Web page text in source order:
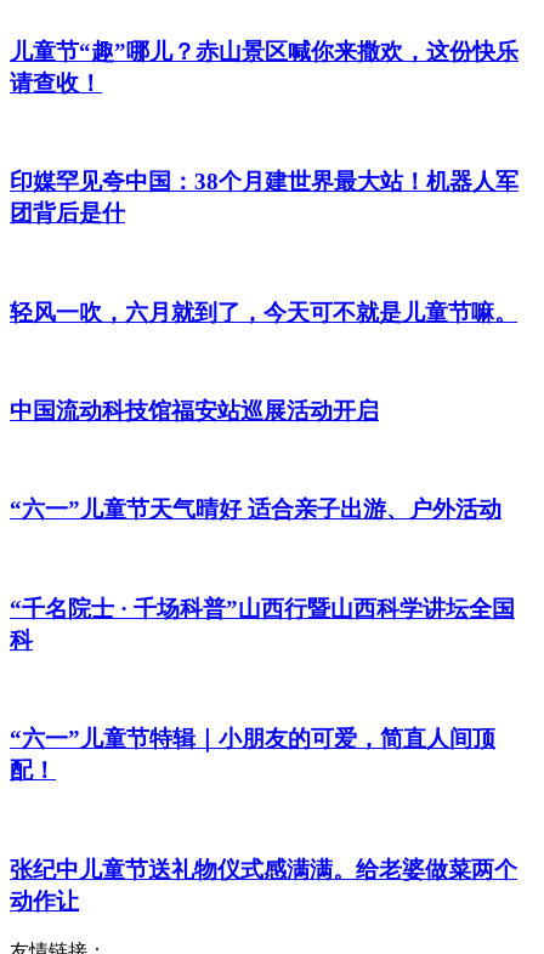
儿童节“趣”哪儿？赤山景区喊你来撒欢，这份快乐
请查收！
印媒罕见夸中国：38个月建世界最大站！机器人军
团背后是什
轻风一吹，六月就到了，今天可不就是儿童节嘛。
中国流动科技馆福安站巡展活动开启
“六一”儿童节天气晴好 适合亲子出游、户外活动
“千名院士 · 千场科普”山西行暨山西科学讲坛全国
科
“六一”儿童节特辑｜小朋友的可爱，简直人间顶
配！
张纪中儿童节送礼物仪式感满满。给老婆做菜两个
动作让